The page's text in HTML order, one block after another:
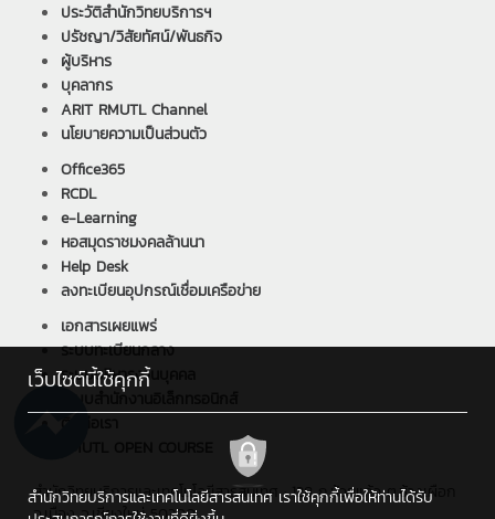
ประวัติสำนักวิทยบริการฯ
ปรัชญา/วิสัยทัศน์/พันธกิจ
ผู้บริหาร
บุคลากร
ARIT RMUTL Channel
นโยบายความเป็นส่วนตัว
Office365
RCDL
e-Learning
หอสมุดราชมงคลล้านนา
Help Desk
ลงทะเบียนอุปกรณ์เชื่อมเครือข่าย
เอกสารเผยแพร่
ระบบทะเบียนกลาง
ระบบบริหารงานบุคคล
ระบบสำนักงานอิเล็กทรอนิกส์
สำนักวิทยบริการและเทคโนโลยีสารสนเทศ : 128 ถ.ห้วยแก้ว ต.ช้างเผือก
อ.เมือง จ.เชียงใหม่ 50300
เว็บไซต์นี้ใช้คุกกี้
สำนักวิทยบริการและเทคโนโลยีสารสนเทศ เราใช้คุกกี้เพื่อให้ท่านได้รับ